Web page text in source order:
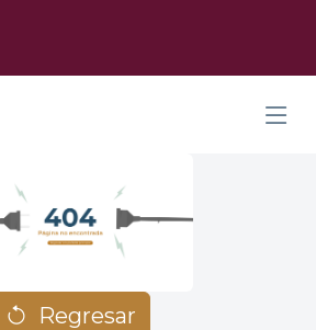
Regresar